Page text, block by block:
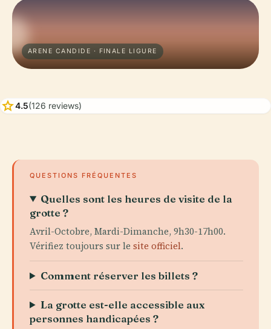
ARENE CANDIDE · FINALE LIGURE
star4.5(126 reviews)
QUESTIONS FRÉQUENTES
Quelles sont les heures de visite de la
grotte ?
Avril-Octobre, Mardi-Dimanche, 9h30-17h00.
Vérifiez toujours sur le site officiel.
Comment réserver les billets ?
La grotte est-elle accessible aux
personnes handicapées ?